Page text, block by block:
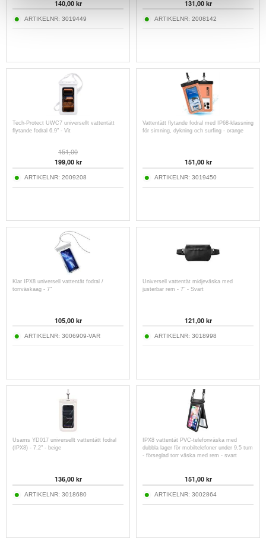
140,00kr
ARTIKELNR: 3019449
131,00kr
ARTIKELNR: 2008142
Tech-Protect UWC7 universellt vattentätt
flytande fodral 6.9" - Vit
151,00
199,00kr
ARTIKELNR: 2009208
Vattentätt flytande fodral med IP68-klassning
för simning, dykning och surfing - orange
151,00kr
ARTIKELNR: 3019450
Klar IPX8 universell vattentät fodral /
torrväskaag - 7"
105,00kr
ARTIKELNR: 3006909-VAR
Universell vattentät midjeväska med
justerbar rem - 7" - Svart
121,00kr
ARTIKELNR: 3018998
Usams YD017 universellt vattentätt fodral
(IPX8) - 7.2" - beige
136,00kr
ARTIKELNR: 3018680
IPX8 vattentät PVC-telefonväska med
dubbla lager för mobiltelefoner under 9,5 tum
- förseglad torr väska med rem - svart
151,00kr
ARTIKELNR: 3002864